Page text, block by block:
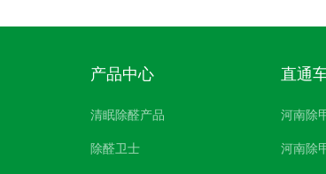
产品中心
清眠除醛产品
除醛卫士
直通
河南除
河南除